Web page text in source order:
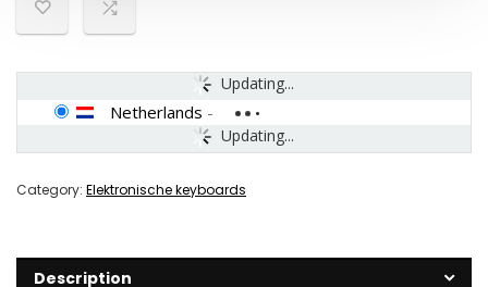
Updating...
Updating...
Netherlands -
Category: Elektronische keyboards
Description